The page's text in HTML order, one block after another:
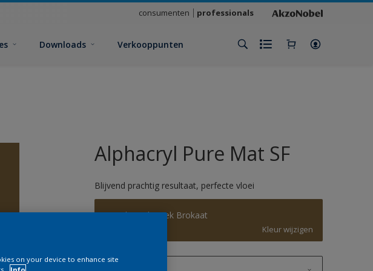
consumenten professionals
Downloads Verkooppunten
Alphacryl Pure Mat SF
Blijvend prachtig resultaat, perfecte vloei
Modern Klassiek Brokaat
Kleur wijzigen
on your device to enhance site